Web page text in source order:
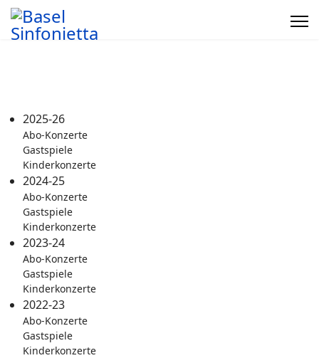
2025-26
Abo-Konzerte
Gastspiele
Kinderkonzerte
2024-25
Abo-Konzerte
Gastspiele
Kinderkonzerte
2023-24
Abo-Konzerte
Gastspiele
Kinderkonzerte
2022-23
Abo-Konzerte
Gastspiele
Kinderkonzerte